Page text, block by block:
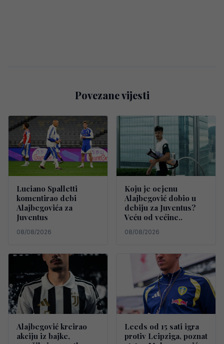
Povezane vijesti
Luciano Spalletti
komentirao debi
Alajbegovića za
Juventus
08/08/2026
Koju je ocjenu
Alajbegović dobio u
debiju za Juventus?
Veću od većine..
08/08/2026
Alajbegović kreirao
akciju iz bajke,
Leeds od 15 sati igra
protiv Leipziga, poznat